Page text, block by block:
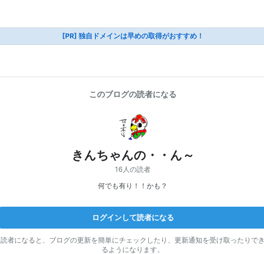
[PR] 独自ドメインは早めの取得がおすすめ！
このブログの読者になる
きんちゃんの・・ん～
16人の読者
何でも有り！！かも？
ログインして読者になる
読者になると、ブログの更新を簡単にチェックしたり、更新通知を受け取ったりでき
るようになります。